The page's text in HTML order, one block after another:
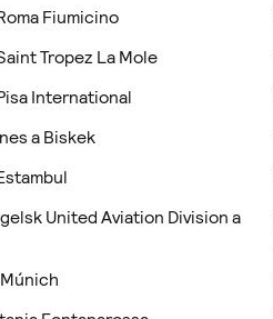
Fiumicino
Tropez La Mole
International
a Biskek
United Aviation Division a